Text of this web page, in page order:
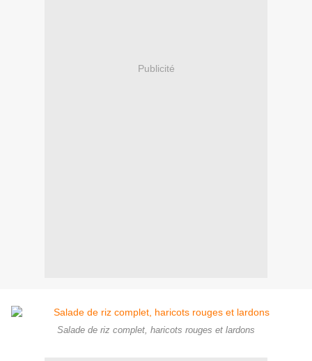
Publicité
Salade de riz complet, haricots rouges et lardons